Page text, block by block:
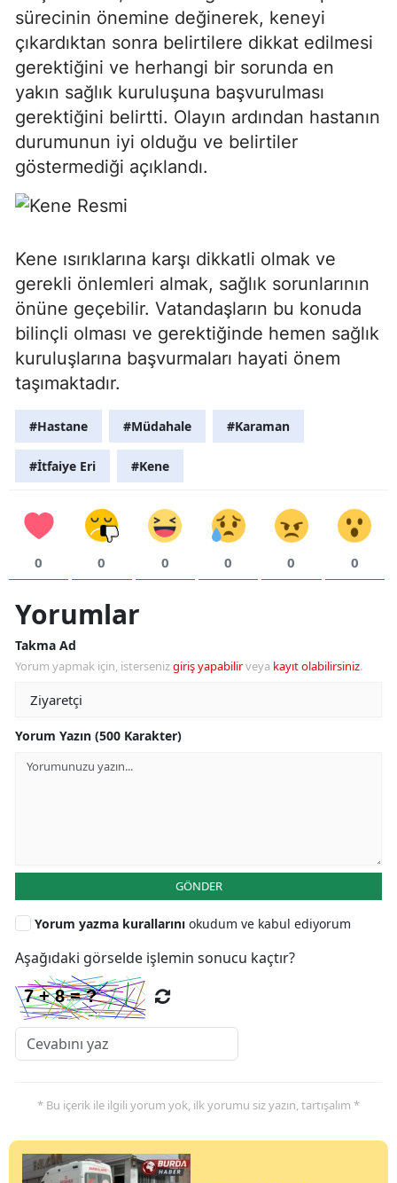
sürecinin önemine değinerek, keneyi
çıkardıktan sonra belirtilere dikkat edilmesi
gerektiğini ve herhangi bir sorunda en
yakın sağlık kuruluşuna başvurulması
gerektiğini belirtti. Olayın ardından hastanın
durumunun iyi olduğu ve belirtiler
göstermediği açıklandı.
Kene ısırıklarına karşı dikkatli olmak ve
gerekli önlemleri almak, sağlık sorunlarının
önüne geçebilir. Vatandaşların bu konuda
bilinçli olması ve gerektiğinde hemen sağlık
kuruluşlarına başvurmaları hayati önem
taşımaktadır.
#Hastane #Müdahale #Karaman
#İtfaiye Eri #Kene
0 0 0 0 0 0
Yorumlar
Takma Ad
Yorum yapmak için, istersenizgiriş yapabilirveya kayıt olabilirsiniz.
Yorum Yazın (500 Karakter)
GÖNDER
Yorum yazma kurallarını okudum ve kabul ediyorum
Aşağıdaki görselde işlemin sonucu kaçtır?
* Bu içerik ile ilgili yorum yok, ilk yorumu siz yazın, tartışalım *